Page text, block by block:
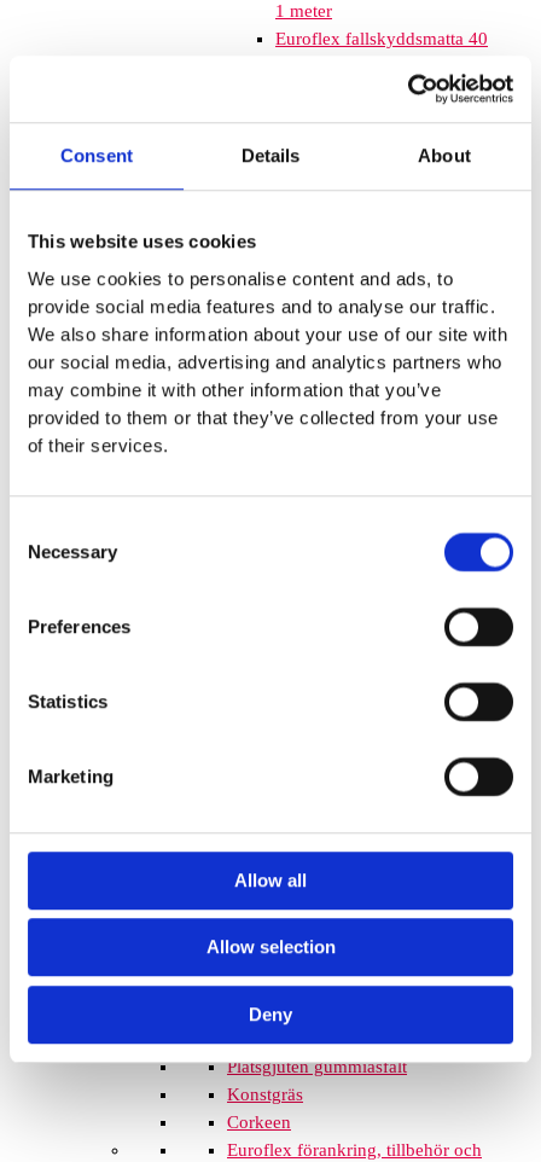
Consent Details About
This website uses cookies
We use cookies to personalise content and ads, to
provide social media features and to analyse our traffic.
We also share information about your use of our site with
our social media, advertising and analytics partners who
may combine it with other information that you’ve
provided to them or that they’ve collected from your use
of their services.
Selection
Necessary
Preferences
Statistics
Marketing
Allow all
Allow selection
Deny
1 meter
Euroflex fallskyddsmatta 40
Euroflex fallskyddsmatta 50
mm - för fallhöjd 1,5 meter
Euroflex fallskyddsmatta 60
mm - för fallhöjd 2,4 meter
Euroflex fallskyddsmatta 90
mm soft - för fallhöjd 3,0
meter
Nordic rubber safe tiles 40
mm – fallhöjd upp till 1,5 m
mm – fallhöjd upp till 2,5 m
Euroflex hel & halvkulor /
Euroflex kub / kub EPDM
Euroflex gummistockar
Euroflex stegblock
Euroflex hörnprofil - olika
tjocklek
Grässkyddsmattor
Grässkyddsmattor
Platsgjuten gummiasfalt
Konstgräs
Corkeen
Euroflex förankring, tillbehör och